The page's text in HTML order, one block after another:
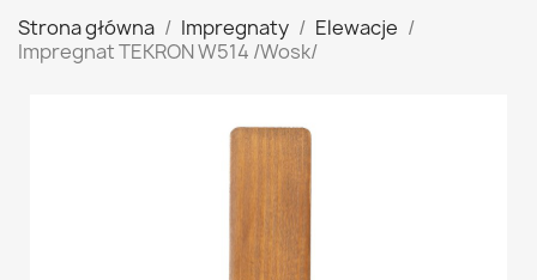
Strona główna Impregnaty
Elewacje
Impregnat TEKRON W514 /Wosk/